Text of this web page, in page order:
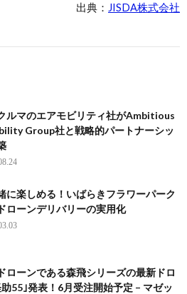
出典： JISDA株式会社
ルマのエアモビリティ社がAmbitious
Group社と戦略的パートナーシッ
に楽しめる！いばらきフラワーパーク
ローンデリバリーの実用化
ローンである森飛シリーズの最新ドロ
55｣発表！6月受注開始予定 – マゼッ